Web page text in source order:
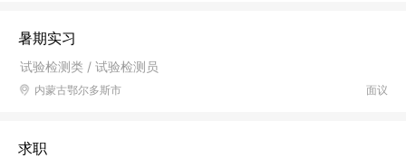
暑期实习
试验检测类 / 试验检测员
面议
内蒙古鄂尔多斯市
求职